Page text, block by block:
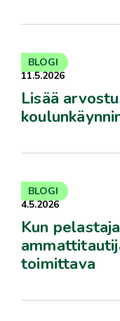
11.5.2026
Lisää
BLOGI
4.5.2026
Kun
toimittava
BLOGI